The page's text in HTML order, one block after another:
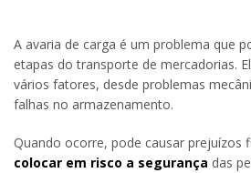
A avaria de carga é um problema que
etapas do transporte de mercadorias.
vários fatores, desde problemas
falhas no armazenamento.
Quando ocorre, pode causar prejuízos
colocar em risco a segurança das